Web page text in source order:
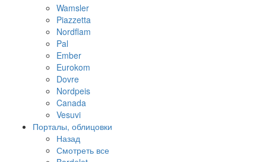
Wamsler
Piazzetta
Nordflam
Pal
Ember
Eurokom
Dovre
Nordpeis
Canada
Vesuvi
Порталы, облицовки
Назад
Смотреть все